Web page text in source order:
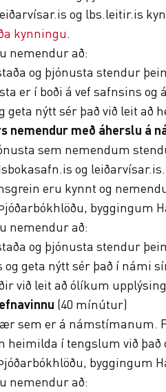
og lbs.leitir.is
kynningu.
nemendur að:
og þjónusta stendur
er í boði á vef safnsins og
geta nýtt sér það við leit að
nemendur með áherslu á
sem nemendum
og
eru kynnt og
byggingum
nemendur að:
og þjónusta stendur
geta nýtt sér það í námi
við leit að ólíkum
(40 mínútur)
sem er á námstímanum.
heimilda í tengslum við
byggingum
nemendur að: